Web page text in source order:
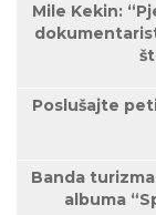
Mile Kekin:
Poslušajte
Banda
albuma